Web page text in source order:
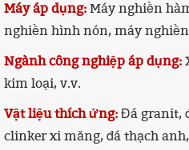
Máy áp dụng: Máy nghiền
nghiền hình nón, máy nghiền
Ngành công nghiệp áp dụng:
kim loại, v.v.
Vật liệu thích ứng: Đá granit,
clinker xi măng, đá thạch